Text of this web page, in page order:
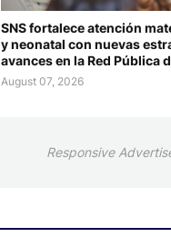
SNS fortalece atención
y neonatal con nuevas
avances en la Red Pública
August 07, 2026
Responsive